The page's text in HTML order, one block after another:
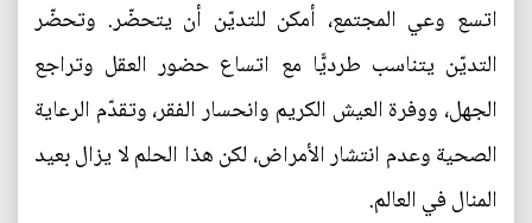
اتسع وعي المجتمع، أمكن للتديّن أن يتحضّر. وتحضّر
التديّن يتناسب طرديًّا مع اتساع حضور العقل وتراجع
الجهل، ووفرة العيش الكريم وانحسار الفقر، وتقدّم الرعاية
الصحية وعدم انتشار الأمراض، لكن هذا الحلم لا يزال بعيد
المنال في العالم.